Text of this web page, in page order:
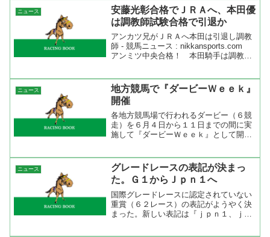
やＲＳＳに対応したブラウザを使うこと
で、ＪＲＡのお知らせに掲...
ニュース
安藤光彰合格でＪＲＡへ、本田優
は調教師試験合格で引退か
アンカツ兄がＪＲＡへ本田は引退し調教
師 - 競馬ニュース : nikkansports.com
アンミツ中央合格！ 本田騎手は調教師
JRA騎手免許合格 netkeiba.com...
ニュース
地方競馬で『ダービーＷｅｅｋ』
開催
各地方競馬場で行われるダービー（６競
走）を６月４日から１１日までの間に実
施して『ダービーＷｅｅｋ』として開催
トダービーに出走することを目標に置い
ているのだろう。開催時期...
ニュース
グレードレースの表記が決まっ
た。Ｇ１からＪｐｎ１へ
国際グレードレースに認定されていない
重賞（６２レース）の表記がようやく決
まった。新しい表記は『ｊｐｎ１、ｊｐ